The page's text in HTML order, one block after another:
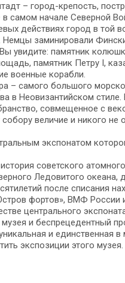
– город-крепость,
самом начале Северной
действиях город в той
заминировали
увидите: памятник
памятник Петру I,
военные корабли.
– самого большого
в Неовизантийском
совмещенное с
величие и никого не
экспонатом
советского
Ледовитого океана,
после списания
фортов», ВМФ России
центрального
и беспрецедентный
и единственная в
экспозиции этого